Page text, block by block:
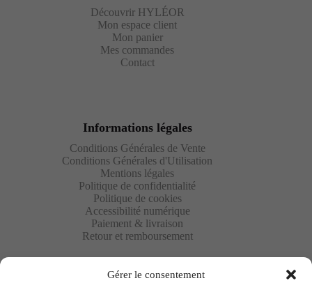
Gérer le consentement
Découvrir HYLÉOR
Mon espace client
Mon panier
Mes commandes
Contact
Informations légales
Conditions Générales de Vente
Conditions Générales d'Utilisation
Mentions légales
Politique de confidentialité
Politique de cookies
Accessibilité numérique
Paiement & livraison
Retour et remboursement